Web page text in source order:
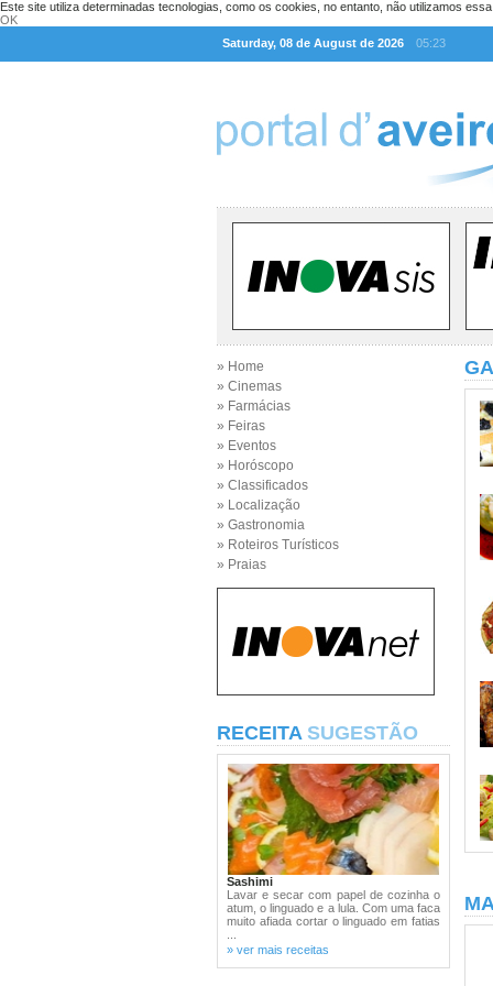
Este site utiliza determinadas tecnologias, como os cookies, no entanto, não utilizamos
OK
Saturday, 08 de August de 2026
05:23
» Home
» Cinemas
» Farmácias
» Feiras
» Eventos
» Horóscopo
» Classificados
» Localização
» Gastronomia
» Roteiros Turísticos
» Praias
RECEITA SUGESTÃO
Sashimi
Lavar e secar com papel de cozinha o
atum, o linguado e a lula. Com uma faca
muito afiada cortar o linguado em fatias
» ver mais receitas